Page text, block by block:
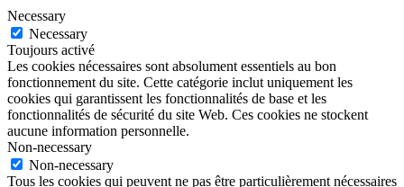
Necessary
Necessary
Toujours activé
Les cookies nécessaires sont absolument essentiels au bon
fonctionnement du site. Cette catégorie inclut uniquement les
cookies qui garantissent les fonctionnalités de base et les
fonctionnalités de sécurité du site Web. Ces cookies ne stockent
aucune information personnelle.
Non-necessary
Non-necessary
Tous les cookies qui peuvent ne pas être particulièrement nécessaires